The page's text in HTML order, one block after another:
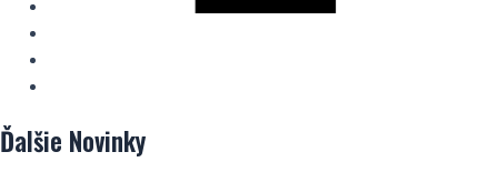
Ďalšie Novinky